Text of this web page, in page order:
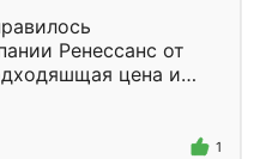
Ренессанс от
цена и
Приехавший
Владислав
самый
1